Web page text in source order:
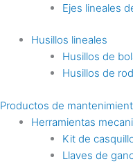
Ejes lineales
Husillos lineales
Husillos de
Husillos de
Productos de
Herramientas
Kit de
Llaves de